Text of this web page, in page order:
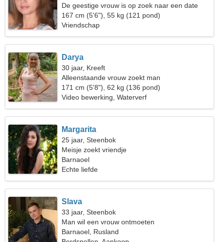
De geestige vrouw is op zoek naar een date
167 cm (5'6"), 55 kg (121 pond)
Vriendschap
Darya
30 jaar, Kreeft
Alleenstaande vrouw zoekt man
171 cm (5'8"), 62 kg (136 pond)
Video bewerking, Waterverf
Margarita
25 jaar, Steenbok
Meisje zoekt vriendje
Barnaoel
Echte liefde
Slava
33 jaar, Steenbok
Man wil een vrouw ontmoeten
Barnaoel, Rusland